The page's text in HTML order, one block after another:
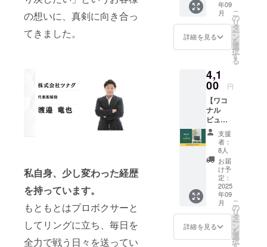
の想いに、真剣に向き合っ
てきました。
私自身、少し変わった経歴
を持っています。
もともとはプロボクサーと
してリングに立ち、毎日を
全力で戦う日々を送ってい
ている。
プロ専門化
卸も行い、
美と健康の
分野で女性
の幸せに貢
献。
直営サロン
も現在4店舗
さらにエス
テティック
業界を盛り
上げるべ
ターン
です。
代表取
締役の
渡邉竜
也から
礼の
メール
をお送
りさせ
ていた
だきま
す。 な
お、支
援時に
上乗せ
支援が
可能で
す。 応
援の気
持ちの
上乗
せ、大
年09
月
詳細を見る
こ
の
リ
タ
ー
ン
を
選
択
す
る
4,1
00 円
【ワコ
ナル
ビュー
ティー
】 美を
追求す
る桑の
葉と炭
の粉末
のス
ムー
ジー
「ワコ
ナル
ビュー
ティー
支援
者：
8人
お届
け予
定：
2025
年09
月
詳細を見る
こ
の
リ
タ
ー
ン
を
選
択